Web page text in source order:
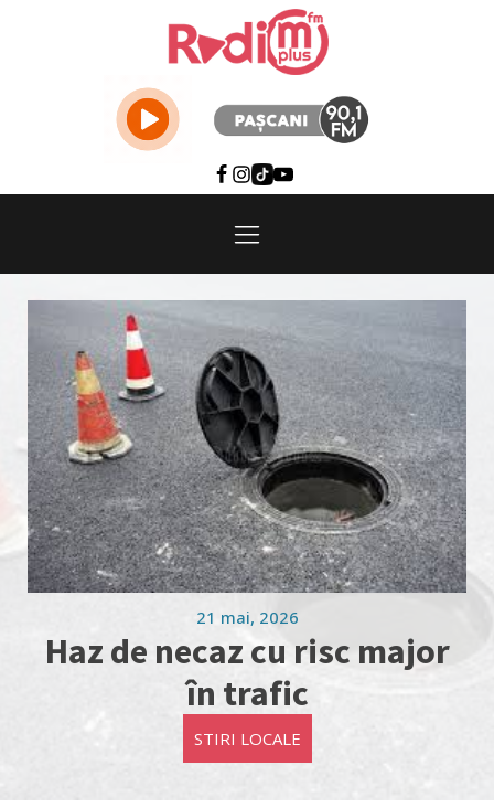
21 mai, 2026
Haz de necaz cu risc major
în trafic
STIRI LOCALE